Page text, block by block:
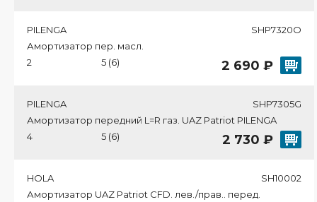
PILENGA
SHP7320O
Амортизатор пер. масл.
2
5 (6) 2 690 ₽
PILENGA
SHP7305G
Амортизатор передний L=R газ. UAZ Patriot PILENGA
4
5 (6) 2 730 ₽
HOLA
SH10002
Амортизатор UAZ Patriot CFD. лев./прав.. перед.